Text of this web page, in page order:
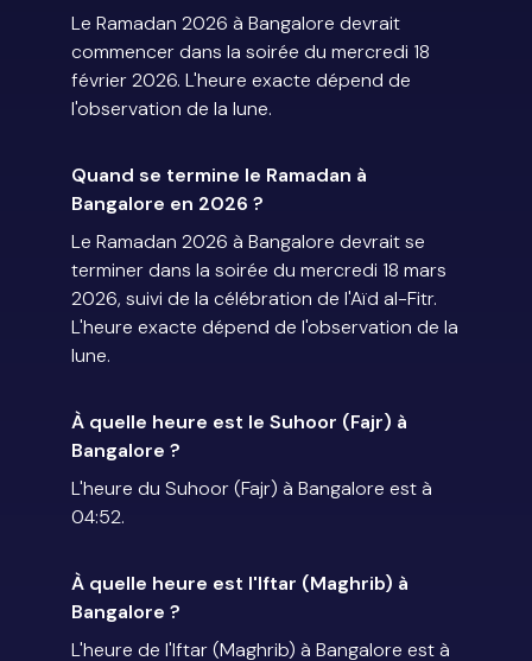
Le Ramadan 2026 à Bangalore devrait
commencer dans la soirée du mercredi 18
février 2026. L'heure exacte dépend de
l'observation de la lune.
Quand se termine le Ramadan à
Bangalore en 2026 ?
Le Ramadan 2026 à Bangalore devrait se
terminer dans la soirée du mercredi 18 mars
2026, suivi de la célébration de l'Aïd al-Fitr.
L'heure exacte dépend de l'observation de la
lune.
À quelle heure est le Suhoor (Fajr) à
Bangalore ?
L'heure du Suhoor (Fajr) à Bangalore est à
04:52.
À quelle heure est l'Iftar (Maghrib) à
Bangalore ?
L'heure de l'Iftar (Maghrib) à Bangalore est à